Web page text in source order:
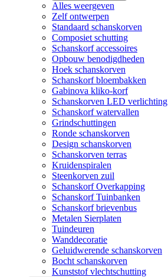
Alles weergeven
Zelf ontwerpen
Standaard schanskorven
Composiet schutting
Schanskorf accessoires
Opbouw benodigdheden
Hoek schanskorven
Schanskorf bloembakken
Gabinova kliko-korf
Schanskorven LED verlichting
Schanskorf watervallen
Grindschuttingen
Ronde schanskorven
Design schanskorven
Schanskorven terras
Kruidenspiralen
Steenkorven zuil
Schanskorf Overkapping
Schanskorf Tuinbanken
Schanskorf brievenbus
Metalen Sierplaten
Tuindeuren
Wanddecoratie
Geluidwerende schanskorven
Bocht schanskorven
Kunststof vlechtschutting